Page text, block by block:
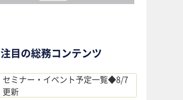
注目の総務コンテンツ
セミナー・イベント予定一覧◆8/7
更新